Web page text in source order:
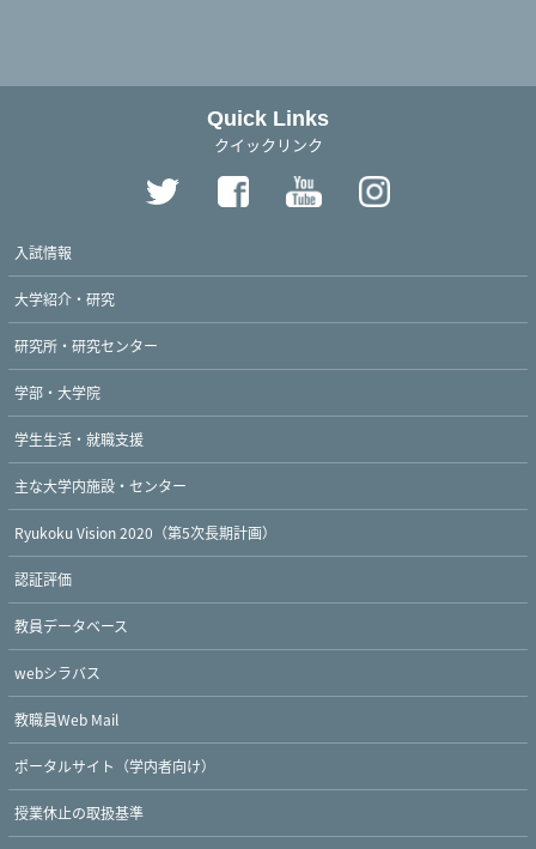
Quick Links
クイックリンク
入試情報
大学紹介・研究
研究所・研究センター
学部・大学院
学生生活・就職支援
主な大学内施設・センター
Ryukoku Vision 2020（第5次長期計画）
認証評価
教員データベース
webシラバス
教職員Web Mail
ポータルサイト（学内者向け）
授業休止の取扱基準